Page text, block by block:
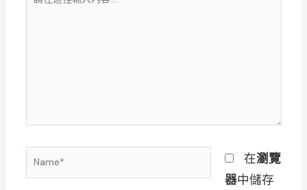
在
Name* 在瀏覽
器中儲存